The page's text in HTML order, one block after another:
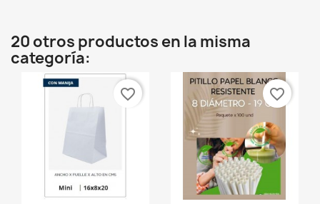
20 otros productos en la misma
categoría:
favorite_border favorite_border